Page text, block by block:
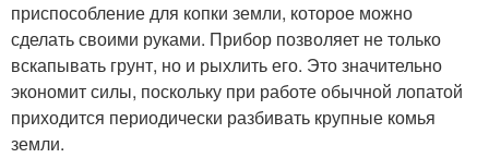
приспособление для копки земли, которое можно
сделать своими руками. Прибор позволяет не только
вскапывать грунт, но и рыхлить его. Это значительно
экономит силы, поскольку при работе обычной лопатой
приходится периодически разбивать крупные комья
земли.